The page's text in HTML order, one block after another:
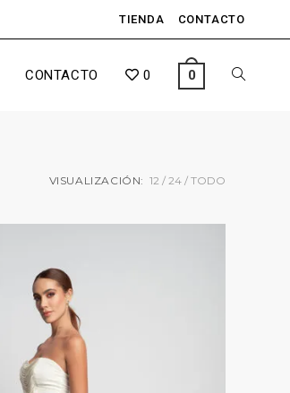
TIENDA CONTACTO
CONTACTO 0 0
VISUALIZACIÓN: 12 24 TODO